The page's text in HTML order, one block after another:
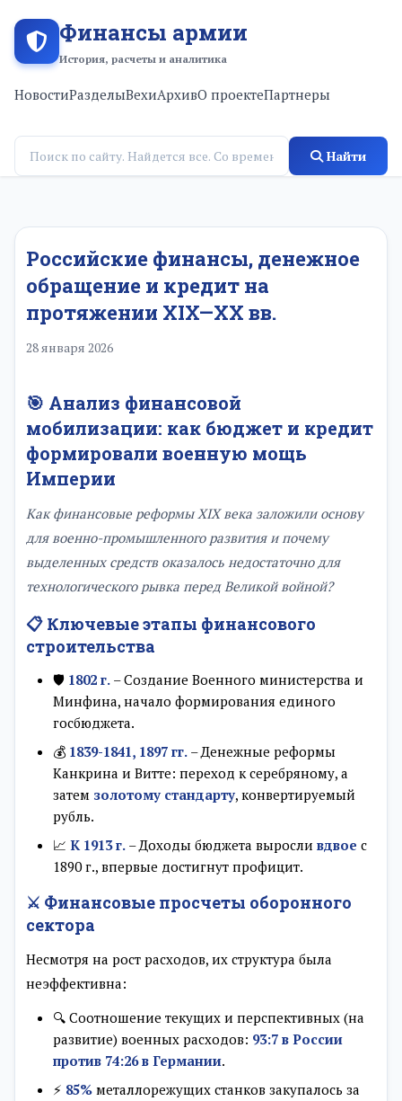
Финансы армии
История, расчеты и аналитика
НовостиРазделыВехиАрхивО проектеПартнеры
Найти
Российские финансы, денежное
обращение и кредит на
протяжении XIX—XX вв.
28 января 2026
🎯 Анализ финансовой
мобилизации: как бюджет и кредит
формировали военную мощь
Империи
Как финансовые реформы XIX века заложили основу
для военно-промышленного развития и почему
выделенных средств оказалось недостаточно для
технологического рывка перед Великой войной?
📋 Ключевые этапы финансового
строительства
🛡️ 1802 г. – Создание Военного министерства и
Минфина, начало формирования единого
госбюджета.
💰 1839-1841, 1897 гг. – Денежные реформы
Канкрина и Витте: переход к серебряному, а
затем золотому стандарту, конвертируемый
рубль.
📈 К 1913 г. – Доходы бюджета выросли вдвое с
1890 г., впервые достигнут профицит.
⚔️ Финансовые просчеты оборонного
сектора
Несмотря на рост расходов, их структура была
неэффективна:
🔍 Соотношение текущих и перспективных (на
развитие) военных расходов: 93:7 в России
против 74:26 в Германии.
⚡ 85% металлорежущих станков закупалось за